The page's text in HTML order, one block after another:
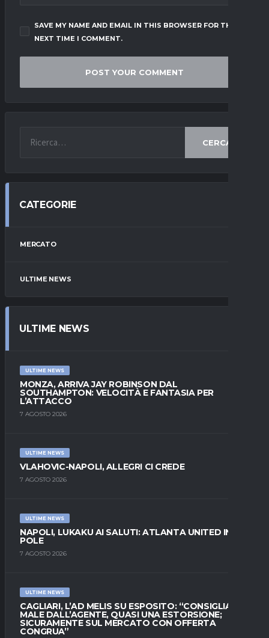
SAVE MY NAME AND EMAIL IN THIS BROWSER FOR THE
NEXT TIME I COMMENT.
CERCA
CATEGORIE
MERCATO
ULTIME NEWS
ULTIME NEWS
ULTIME NEWS
MONZA, ARRIVA JAY ROBINSON DAL
SOUTHAMPTON: VELOCITÀ E FANTASIA PER
L’ATTACCO
7 AGOSTO 2026
ULTIME NEWS
VLAHOVIC-NAPOLI, ALLEGRI CI CREDE
7 AGOSTO 2026
ULTIME NEWS
NAPOLI, LUKAKU AI SALUTI: ATLANTA UNITED IN
POLE
7 AGOSTO 2026
ULTIME NEWS
CAGLIARI, L’AD MELIS SU ESPOSITO: “CONSIGLIATO
MALE DALL’AGENTE, QUASI UNA ESTORSIONE;
SICURAMENTE SUL MERCATO CON OFFERTA
CONGRUA”